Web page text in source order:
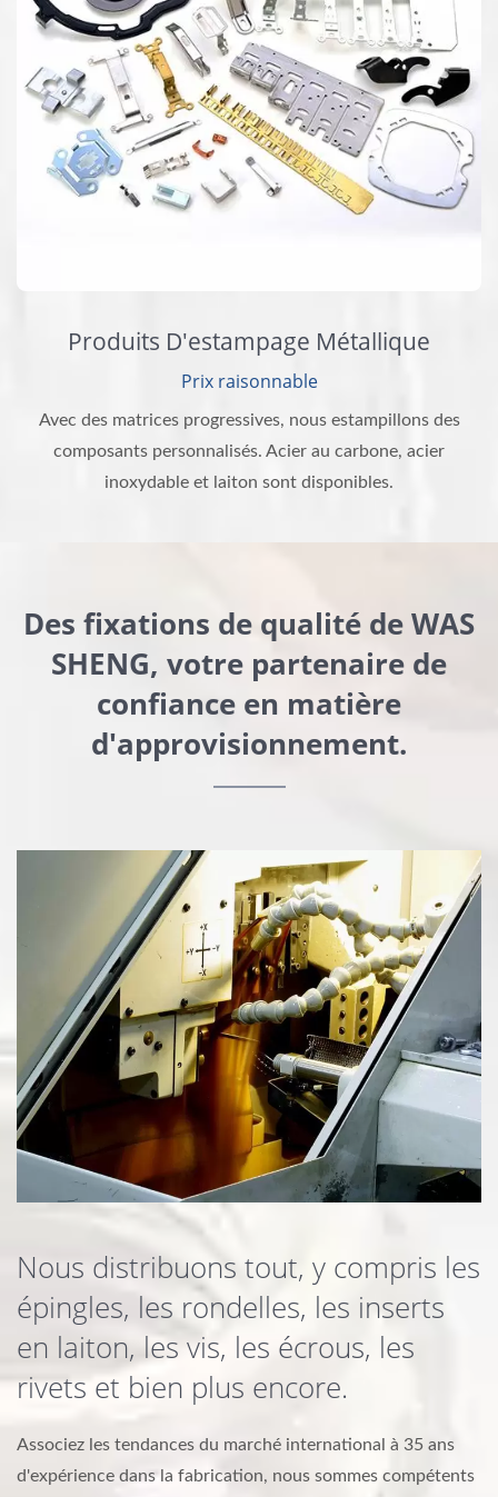
Produits D'estampage Métallique
Prix raisonnable
Avec des matrices progressives, nous estampillons des
composants personnalisés. Acier au carbone, acier
inoxydable et laiton sont disponibles.
Des fixations de qualité de WAS
SHENG, votre partenaire de
confiance en matière
d'approvisionnement.
Nous distribuons tout, y compris les
épingles, les rondelles, les inserts
en laiton, les vis, les écrous, les
rivets et bien plus encore.
Associez les tendances du marché international à 35 ans
d'expérience dans la fabrication, nous sommes compétents